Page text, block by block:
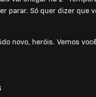
parar. Só quer dizer que
novo, heróis. Vemos